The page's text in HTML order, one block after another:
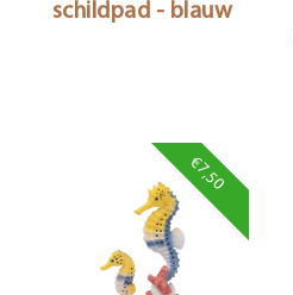
schildpad - blauw
€7,50